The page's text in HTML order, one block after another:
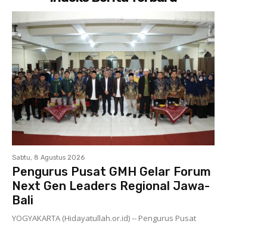
Sabtu, 8 Agustus 2026
Pengurus Pusat GMH Gelar Forum
Next Gen Leaders Regional Jawa-
Bali
YOGYAKARTA (Hidayatullah.or.id) -- Pengurus Pusat